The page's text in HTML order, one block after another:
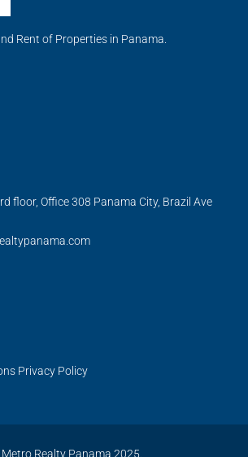
Rent of Properties in Panama.
floor, Office 308 Panama City, Brazil Ave
Privacy Policy
Realty Panama 2025.